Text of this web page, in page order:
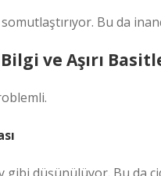
Bu da
ve Aşırı